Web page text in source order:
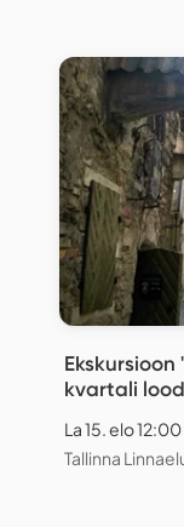
kvartali
La 15. elo 12:00
Tallinna